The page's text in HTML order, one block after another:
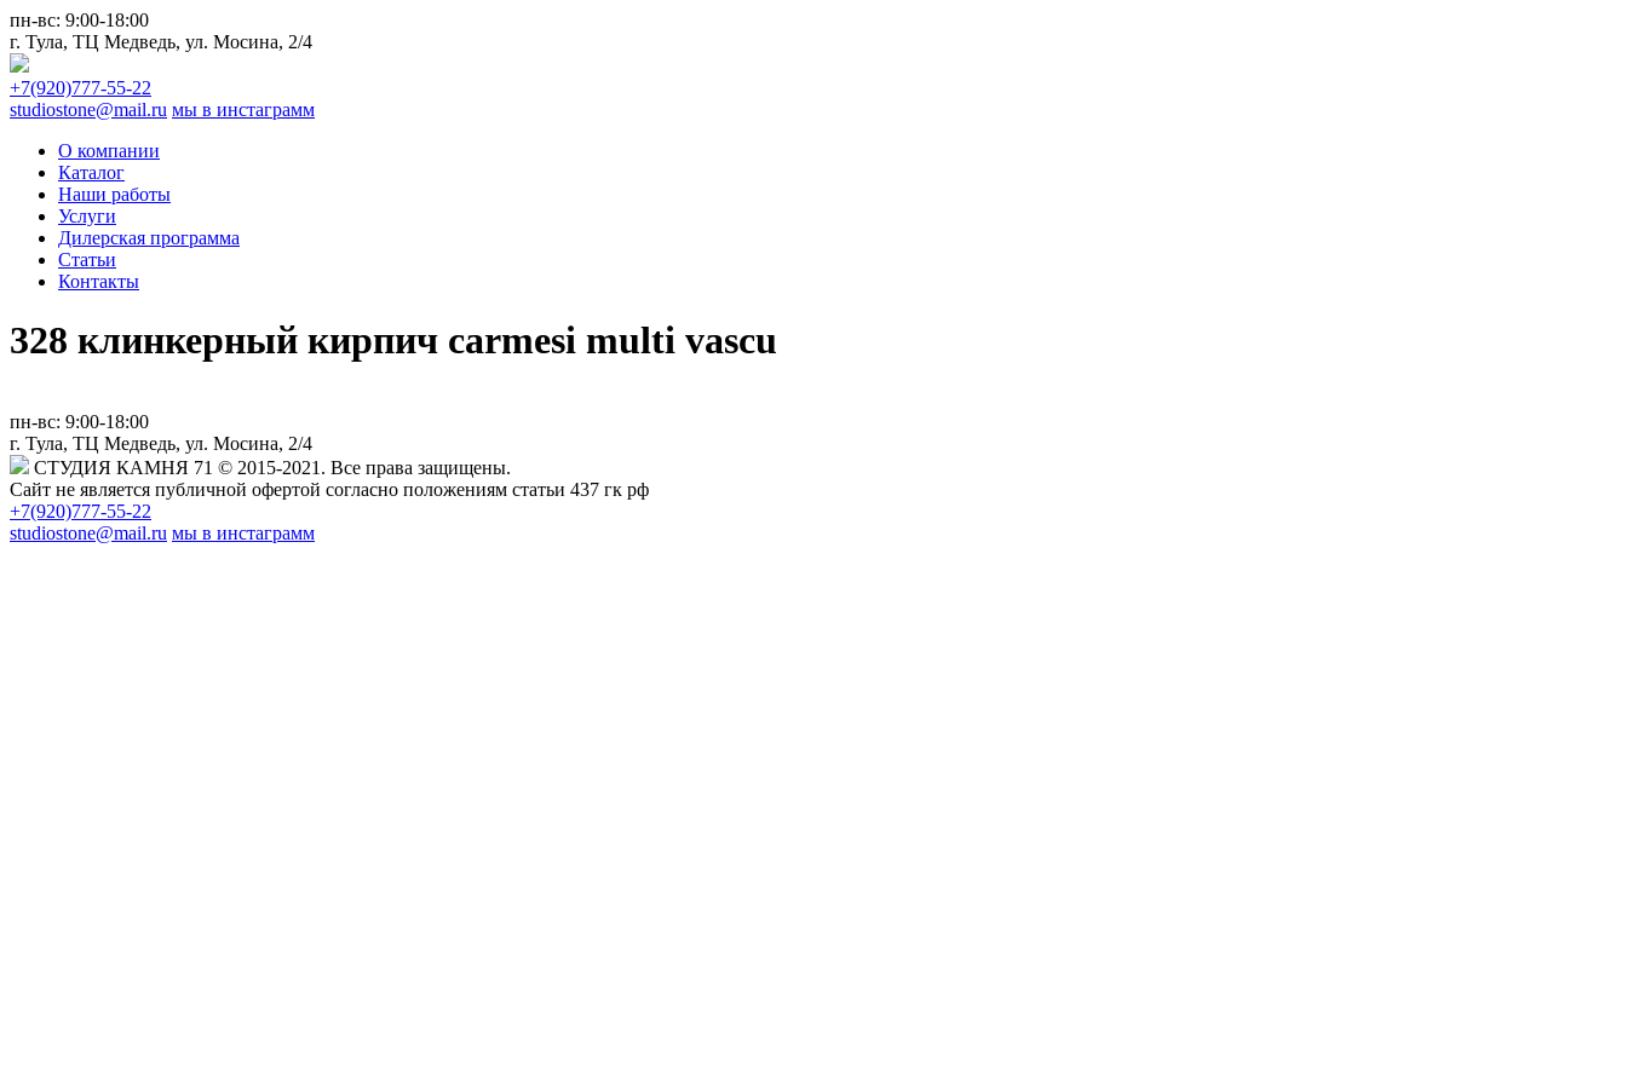
пн-вс: 9:00-18:00
г. Тула, ТЦ Медведь, ул. Мосина, 2/4
+7(920)777-55-22
studiostone@mail.ru мы в инстаграмм
О компании
Каталог
Наши работы
Услуги
Дилерская программа
Статьи
Контакты
328 клинкерный кирпич carmesi multi vascu
пн-вс: 9:00-18:00
г. Тула, ТЦ Медведь, ул. Мосина, 2/4
СТУДИЯ КАМНЯ 71 © 2015-2021. Все права защищены.
Сайт не является публичной офертой согласно положениям статьи 437 гк рф
+7(920)777-55-22
studiostone@mail.ru мы в инстаграмм